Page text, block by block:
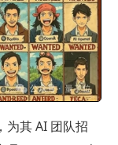
为其 AI 团队招